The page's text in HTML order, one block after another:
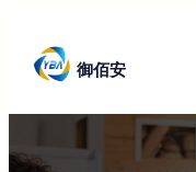
御佰安